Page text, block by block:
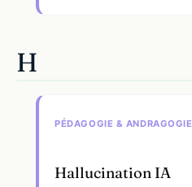
H
PÉDAGOGIE & ANDRAGOGIE
Hallucination IA